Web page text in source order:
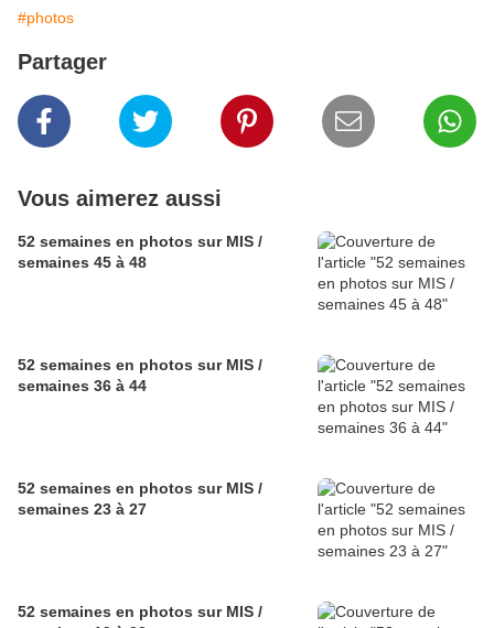
#photos
Partager
Vous aimerez aussi
52 semaines en photos sur MIS /
semaines 45 à 48
52 semaines en photos sur MIS /
semaines 36 à 44
52 semaines en photos sur MIS /
semaines 23 à 27
52 semaines en photos sur MIS /